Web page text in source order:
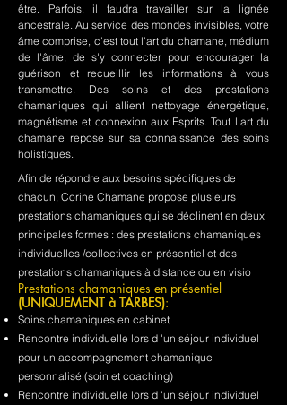
être. Parfois, il faudra travailler sur la lignée
ancestrale. Au service des mondes invisibles, votre
âme comprise, c'est tout l'art du chamane, médium
de l'âme, de s'y connecter pour encourager la
guérison et recueillir les informations à vous
transmettre. Des soins et des prestations
chamaniques qui allient nettoyage énergétique,
magnétisme et connexion aux Esprits. Tout l'art du
chamane repose sur sa connaissance des soins
holistiques.
Afin de répondre aux besoins spécifiques de
chacun, Corine Chamane propose plusieurs
prestations chamaniques qui se déclinent en deux
principales formes : des prestations chamaniques
individuelles /collectives en présentiel et des
prestations chamaniques à distance ou en visio
Prestations chamaniques en présentiel
(UNIQUEMENT à TARBES):
Soins chamaniques en cabinet
Rencontre individuelle lors d 'un séjour individuel
pour un accompagnement chamanique
personnalisé (soin et coaching)
Rencontre individuelle lors d 'un séjour individuel